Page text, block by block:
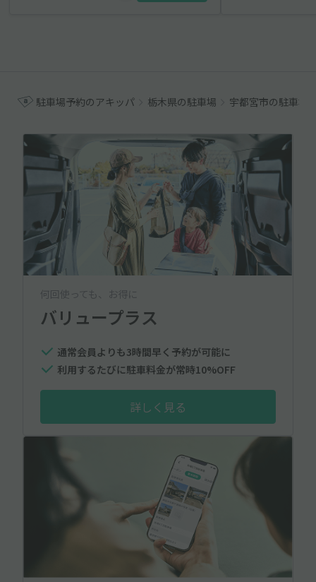
駐車場予約のアキッパ 栃木県の駐車場 宇都宮市の駐車場
何回使っても、お得に
バリュープラス
通常会員よりも3時間早く予約が可能に
利用するたびに駐車料金が常時10%OFF
詳しく見る